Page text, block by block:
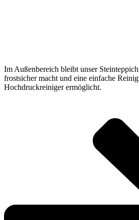
Im Außenbereich bleibt unser
frostsicher macht und eine einfache
Hochdruckreiniger ermöglicht.